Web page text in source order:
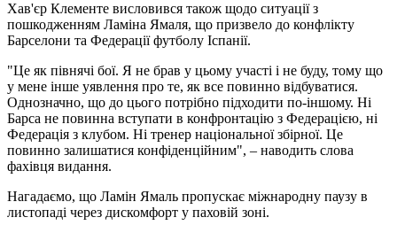
Хав'єр Клементе висловився також щодо ситуації з
пошкодженням Ламіна Ямаля, що призвело до конфлікту
Барселони та Федерації футболу Іспанії.
"Це як півнячі бої. Я не брав у цьому участі і не буду, тому що
у мене інше уявлення про те, як все повинно відбуватися.
Однозначно, що до цього потрібно підходити по-іншому. Ні
Барса не повинна вступати в конфронтацію з Федерацією, ні
Федерація з клубом. Ні тренер національної збірної. Це
повинно залишатися конфіденційним", – наводить слова
фахівця видання.
Нагадаємо, що Ламін Ямаль пропускає міжнародну паузу в
листопаді через дискомфорт у паховій зоні.